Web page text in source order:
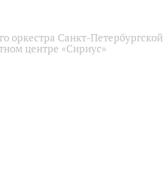
оркестра Санкт-
центре «Сириус»